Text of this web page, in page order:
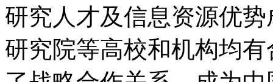
研究人才及信息资源优
研究院等高校和机构均